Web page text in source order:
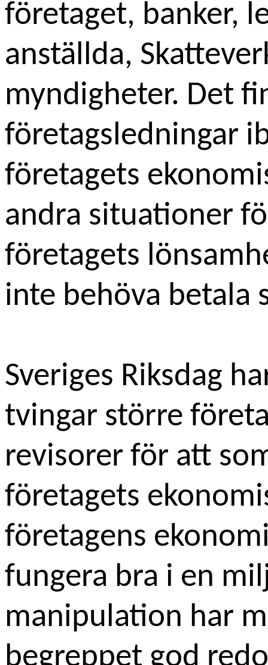
företaget, banker,
anställda,
myndigheter. Det
företagsledningar
företagets
andra situationer
företagets
inte behöva betala
Sveriges Riksdag
tvingar större
revisorer för att
företagets
företagens
fungera bra i en
manipulation har
begreppet god